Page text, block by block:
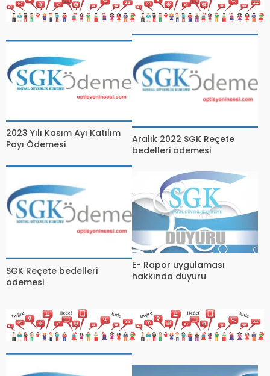
2023 Yılı Kasım Ayı Katılım
Payı Ödemesi
Aralık 2022 SGK Reçete
bedelleri ödemesi
SGK Reçete bedelleri
ödemesi
E- Rapor uygulaması
hakkında duyuru